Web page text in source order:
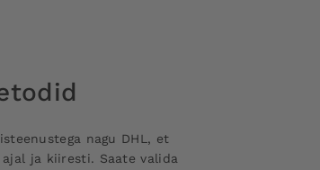
nagu DHL, et
ja kiiresti. Saate valida